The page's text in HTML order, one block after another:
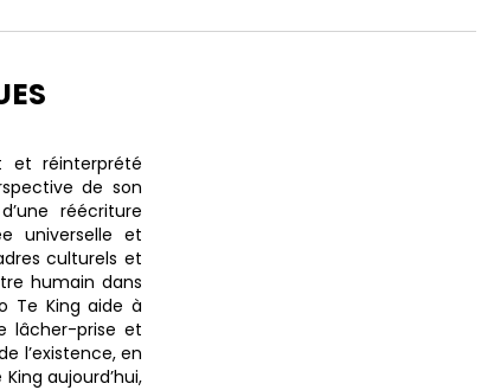
réinterprété
de son
réécriture
universelle et
culturels et
humain dans
Te King aide à
lâcher-prise et
l’existence, en
aujourd’hui,